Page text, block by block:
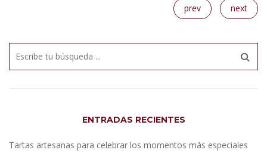
prev next
ENTRADAS RECIENTES
Tartas artesanas para celebrar los momentos más especiales